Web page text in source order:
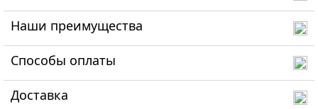
Наши преимущества
Способы оплаты
Доставка